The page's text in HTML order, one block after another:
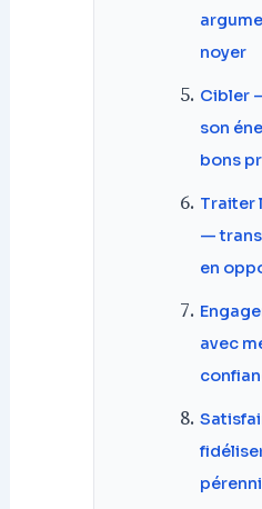
noyer
Cibler
son
bons
Traiter
—
en
avec